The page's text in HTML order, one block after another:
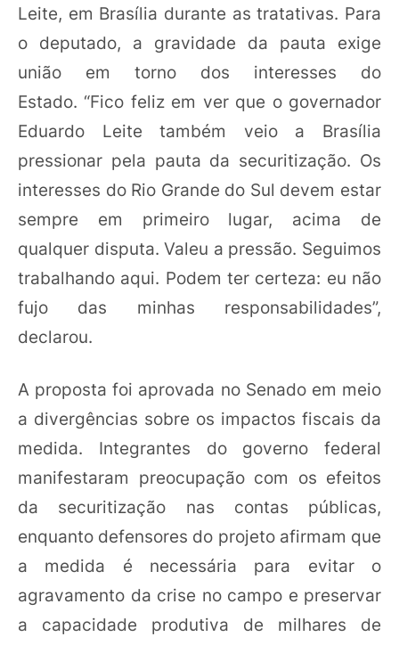
Leite, em Brasília durante as tratativas. Para
o deputado, a gravidade da pauta exige
união em torno dos interesses do
Estado. “Fico feliz em ver que o governador
Eduardo Leite também veio a Brasília
pressionar pela pauta da securitização. Os
interesses do Rio Grande do Sul devem estar
sempre em primeiro lugar, acima de
qualquer disputa. Valeu a pressão. Seguimos
trabalhando aqui. Podem ter certeza: eu não
fujo das minhas responsabilidades”,
declarou.
A proposta foi aprovada no Senado em meio
a divergências sobre os impactos fiscais da
medida. Integrantes do governo federal
manifestaram preocupação com os efeitos
da securitização nas contas públicas,
enquanto defensores do projeto afirmam que
a medida é necessária para evitar o
agravamento da crise no campo e preservar
a capacidade produtiva de milhares de